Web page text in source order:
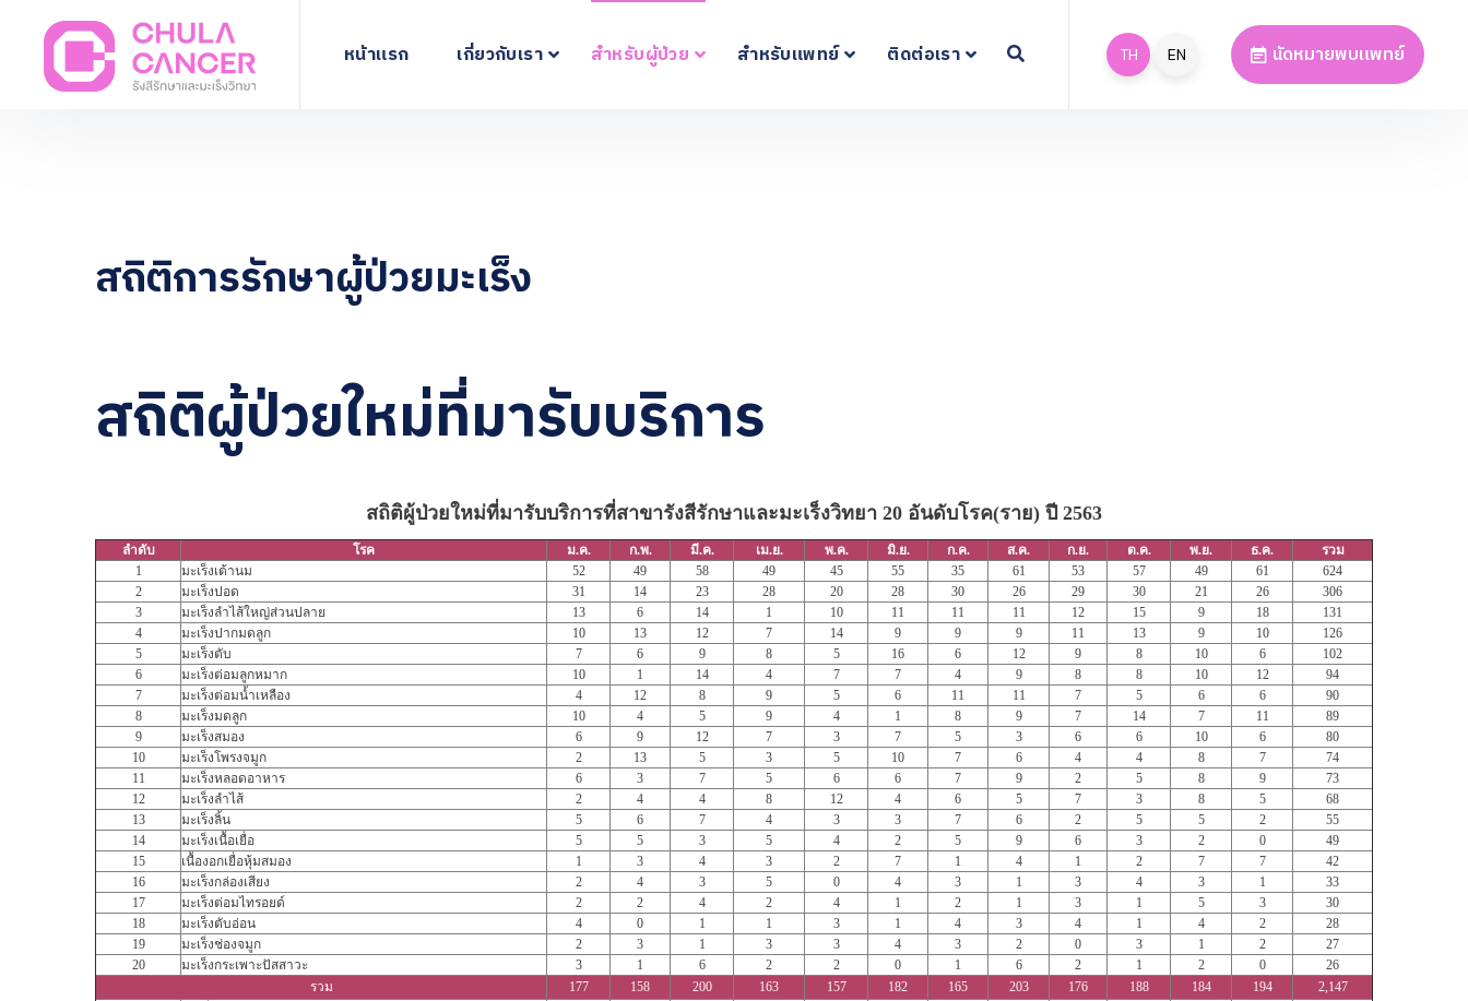
หน้าแรก เกี่ยวกับเรา สำหรับผู้ป่วย สำหรับแพทย์ ติดต่อเรา TH EN นัดหมายพบแพทย์
สถิติการรักษาผู้ป่วยมะเร็ง
สถิติผู้ป่วยใหม่ที่มารับบริการ
สถิติผู้ป่วยใหม่ที่มารับบริการที่สาขารังสีรักษาและมะเร็งวิทยา 20 อันดับโรค(ราย) ปี 2563
ลำดับ โรค ม.ค. ก.พ. มี.ค. เม.ย. พ.ค. มิ.ย. ก.ค. ส.ค. ก.ย. ต.ค. พ.ย. ธ.ค.
รวม
1
มะเร็งเต้านม 52 49 58 49 45 55 35 61 53 57 49 61
624
2
มะเร็งปอด 31 14 23 28 20 28 30 26 29 30 21 26
306
3
มะเร็งลำไส้ใหญ่ส่วนปลาย 13 6 14 1 10 11 11 11 12 15 9 18
131
4
มะเร็งปากมดลูก 10 13 12 7 14 9 9 9 11 13 9 10
126
5
มะเร็งตับ 7 6 9 8 5 16 6 12 9 8 10 6
102
6
มะเร็งต่อมลูกหมาก 10 1 14 4 7 7 4 9 8 8 10 12
94
7
มะเร็งต่อมน้ำเหลือง 4 12 8 9 5 6 11 11 7 5 6 6
90
8
มะเร็งมดลูก 10 4 5 9 4 1 8 9 7 14 7 11
89
9
มะเร็งสมอง 6 9 12 7 3 7 5 3 6 6 10 6
80
10
มะเร็งโพรงจมูก 2 13 5 3 5 10 7 6 4 4 8 7
74
11
มะเร็งหลอดอาหาร 6 3 7 5 6 6 7 9 2 5 8 9
73
12
มะเร็งลำไส้ 2 4 4 8 12 4 6 5 7 3 8 5
68
13
มะเร็งลิ้น 5 6 7 4 3 3 7 6 2 5 5 2
55
14
มะเร็งเนื้อเยื่อ 5 5 3 5 4 2 5 9 6 3 2 0
49
15
เนื้องอกเยื่อหุ้มสมอง 1 3 4 3 2 7 1 4 1 2 7 7
42
16
มะเร็งกล่องเสียง 2 4 3 5 0 4 3 1 3 4 3 1
33
17
มะเร็งต่อมไทรอยด์ 2 2 4 2 4 1 2 1 3 1 5 3
30
18
มะเร็งตับอ่อน 4 0 1 1 3 1 4 3 4 1 4 2
28
19
มะเร็งช่องจมูก 2 3 1 3 3 4 3 2 0 3 1 2
27
20
มะเร็งกระเพาะปัสสาวะ 3 1 6 2 2 0 1 6 2 1 2 0
26
รวม
177 158 200 163 157 182 165 203 176 188 184 194
2,147